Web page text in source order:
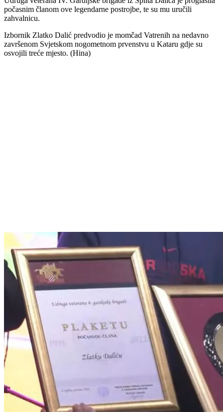
počasnim članom ove legendarne postrojbe, te su mu uručili
zahvalnicu.
Izbornik Zlatko Dalić predvodio je momčad Vatrenih na nedavno
završenom Svjetskom nogometnom prvenstvu u Kataru gdje su
osvojili treće mjesto. (Hina)